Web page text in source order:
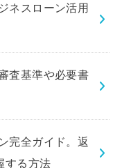
ネスローン活用
査基準や必要書
完全ガイド。返
する方法